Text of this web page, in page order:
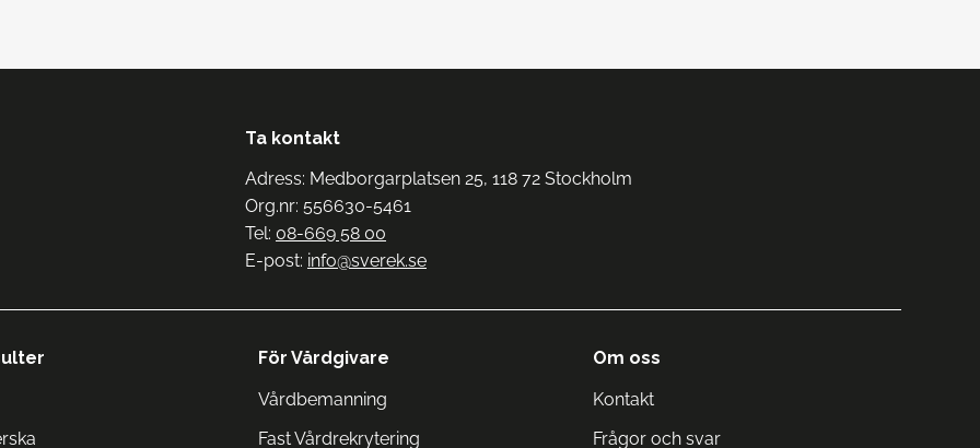
Ta kontakt
Adress: Medborgarplatsen 25, 118 72 Stockholm
Org.nr: 556630-5461
Tel: 08-669 58 00
E-post: info@sverek.se
För Vårdgivare
Vårdbemanning
Fast Vårdrekrytering
Om oss
Kontakt
Frågor och svar